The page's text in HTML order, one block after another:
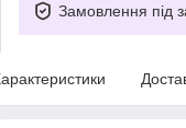
Замовлення під